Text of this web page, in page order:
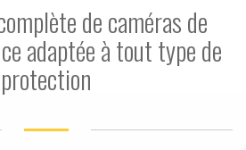
de caméras de
adaptée à tout type de
protection